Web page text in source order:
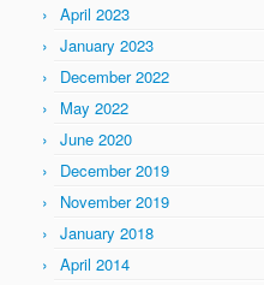
April 2023
January 2023
December 2022
May 2022
June 2020
December 2019
November 2019
January 2018
April 2014